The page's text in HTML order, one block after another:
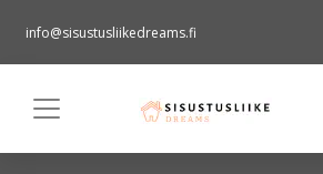
info@sisustusliikedreams.fi